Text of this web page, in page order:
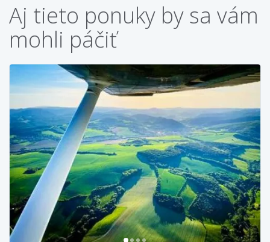
Aj tieto ponuky by sa vám
mohli páčiť